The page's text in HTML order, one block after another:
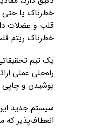
خطرناک یا حتی
قلب و عضلات
خطرناک ریتم
یک تیم
راه‌حلی عملی
پوشیدن و چاپی
سیستم جدید این
انعطاف‌پذیر که